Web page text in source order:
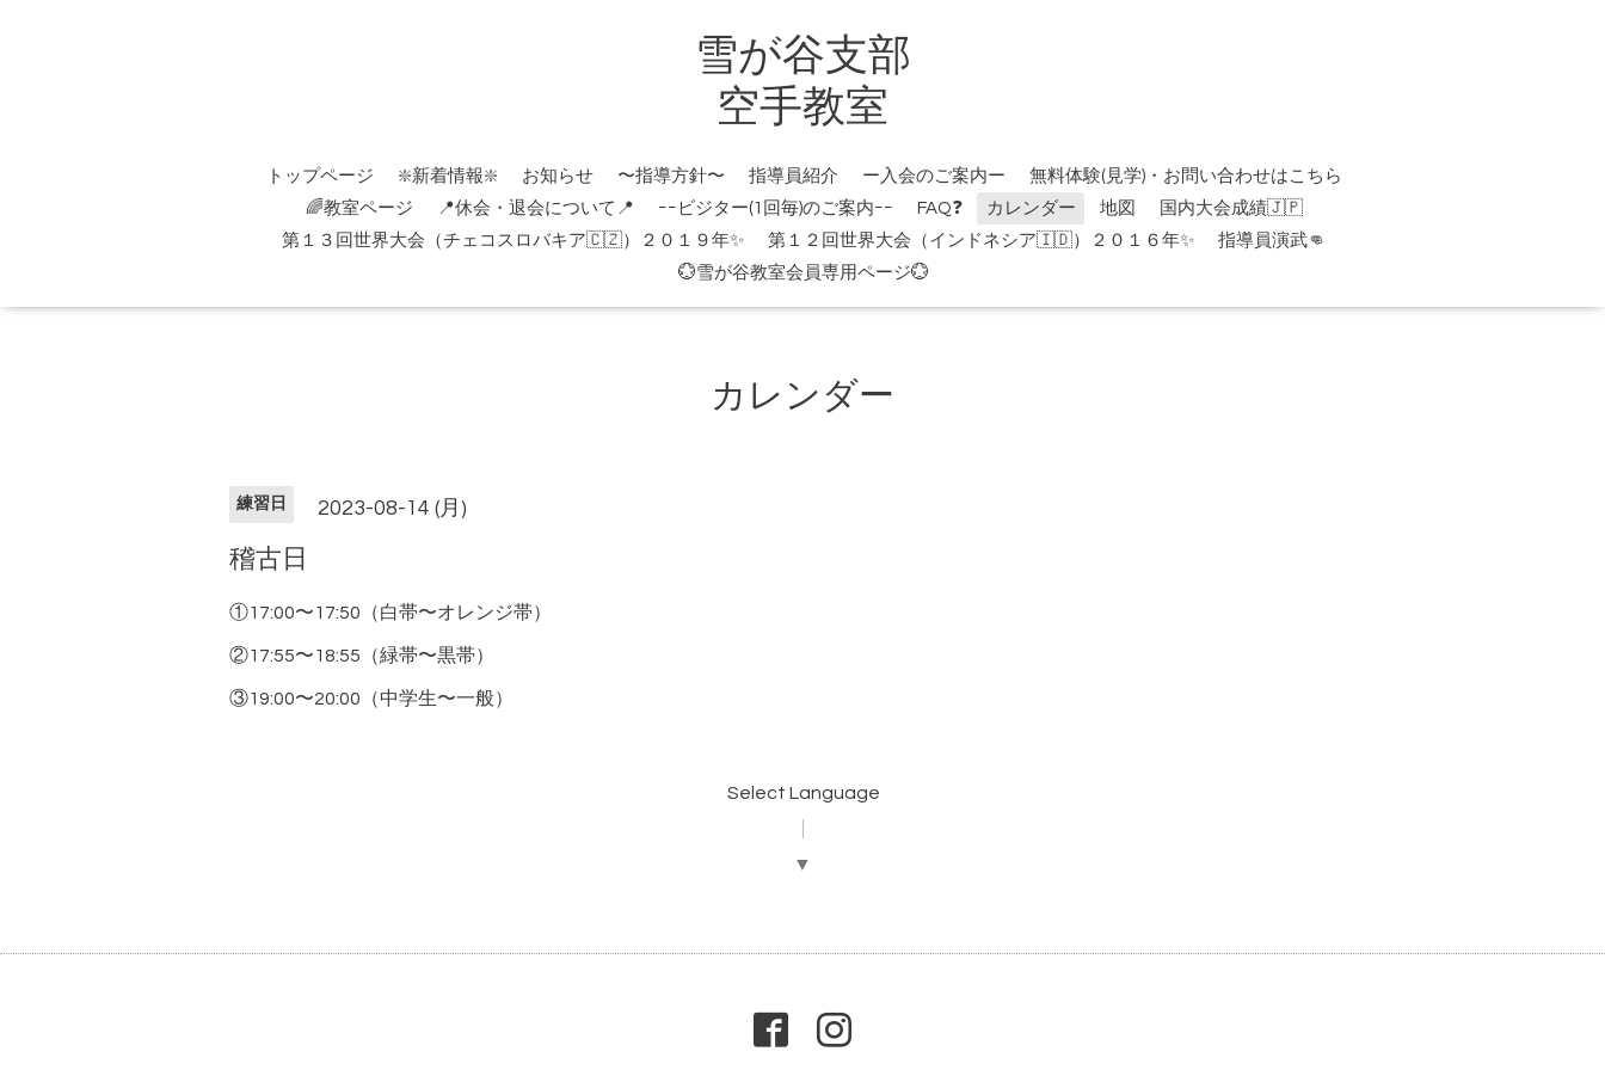
雪が谷支部
空手教室
トップページ ❇️新着情報❇️ お知らせ 〜指導方針〜 指導員紹介 ー入会のご案内ー
無料体験(見学)・お問い合わせはこちら
🌈教室ページ
📍休会・退会について📍 ｰｰビジター(1回毎)のご案内ｰｰ FAQ❓ カレンダー 地図
国内大会成績🇯🇵
第１３回世界大会（チェコスロバキア🇨🇿）２０１９年✨
第１２回世界大会（インドネシア🇮🇩）２０１６年✨
指導員演武👊
💮雪が谷教室会員専用ページ💮
カレンダー
練習日 2023-08-14 (月)
稽古日
①17:00〜17:50（白帯〜オレンジ帯）
②17:55〜18:55（緑帯〜黒帯）
③19:00〜20:00（中学生〜一般）
Select Language
▼